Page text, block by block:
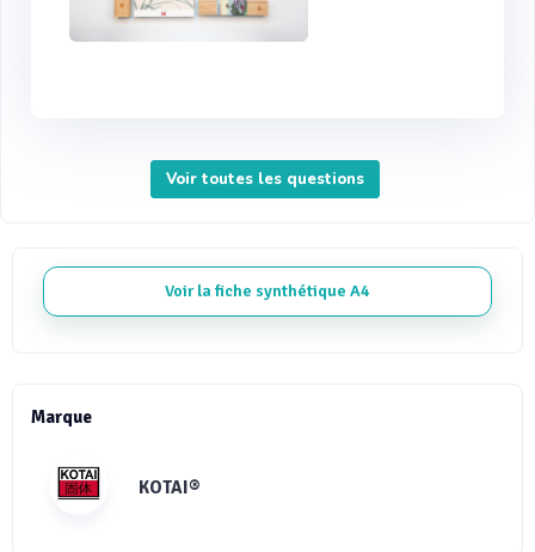
Voir toutes les questions
Voir la fiche synthétique A4
Marque
KOTAI®